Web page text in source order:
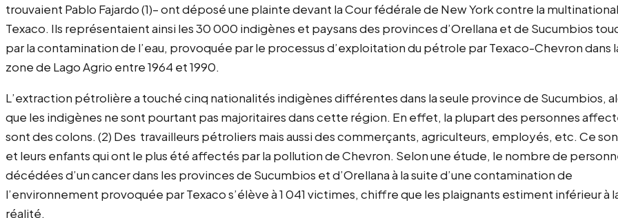
trouvaient Pablo Fajardo (1)– ont déposé une plainte devant la Cour fédérale de New York contre la
Texaco. Ils représentaient ainsi les 30 000 indigènes et paysans des provinces d’Orellana et de Sucumbios
par la contamination de l’eau, provoquée par le processus d’exploitation du pétrole par Texaco-Chevron dans
zone de Lago Agrio entre 1964 et 1990.
L’extraction pétrolière a touché cinq nationalités indigènes différentes dans la seule province de Sucumbios,
que les indigènes ne sont pourtant pas majoritaires dans cette région. En effet, la plupart des personnes
sont des colons. (2) Des travailleurs pétroliers mais aussi des commerçants, agriculteurs, employés, etc. Ce
et leurs enfants qui ont le plus été affectés par la pollution de Chevron. Selon une étude, le nombre de
décédées d’un cancer dans les provinces de Sucumbios et d’Orellana à la suite d’une contamination de
l’environnement provoquée par Texaco s’élève à 1 041 victimes, chiffre que les plaignants estiment inférieur à
réalité.